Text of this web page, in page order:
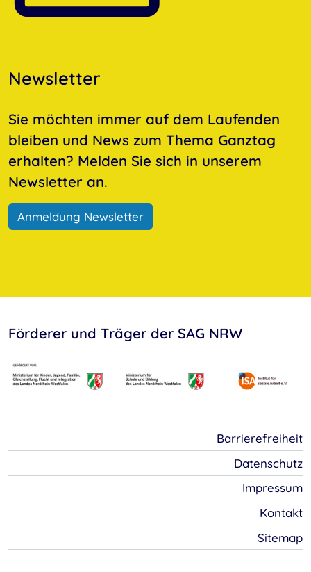
Newsletter
Sie möchten immer auf dem Laufenden
bleiben und News zum Thema Ganztag
erhalten? Melden Sie sich in unserem
Newsletter an.
Anmeldung Newsletter
Förderer und Träger der SAG NRW
Barrierefreiheit
Datenschutz
Impressum
Kontakt
Sitemap